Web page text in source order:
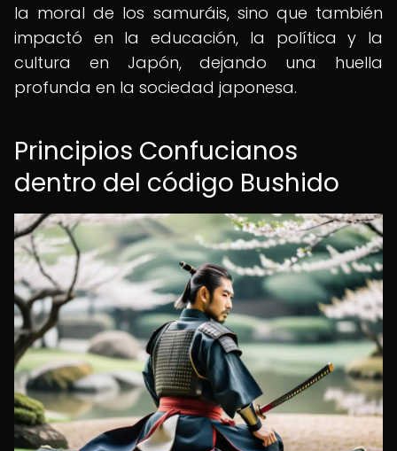
la moral de los samuráis, sino que también
impactó en la educación, la política y la
cultura en Japón, dejando una huella
profunda en la sociedad japonesa.
Principios Confucianos
dentro del código Bushido